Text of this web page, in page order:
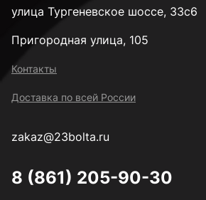
улица Тургеневское шоссе, 33с6
Пригородная улица, 105
Контакты
Доставка по всей России
zakaz@23bolta.ru
8 (861) 205-90-30